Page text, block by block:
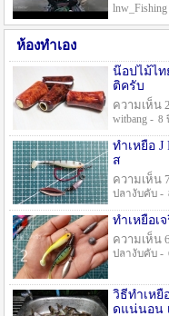
lnw_Fishing
ห้องทำเอง
น๊อปไม้ไท
ติครับ
ความเห็น
witbang - 8
ทำเหยื่อ
ส
ความเห็น
ปลางับคับ -
ทำเหยื่อเ
ความเห็น
ปลางับคับ -
วิธีทำเหยื่
ดแน่นอน